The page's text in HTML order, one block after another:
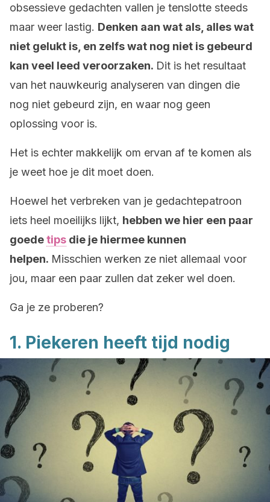
obsessieve gedachten vallen je tenslotte steeds
maar weer lastig. Denken aan wat als, alles wat
niet gelukt is, en zelfs wat nog niet is gebeurd
kan veel leed veroorzaken. Dit is het resultaat
van het nauwkeurig analyseren van dingen die
nog niet gebeurd zijn, en waar nog geen
oplossing voor is.
Het is echter makkelijk om ervan af te komen als
je weet hoe je dit moet doen.
Hoewel het verbreken van je gedachtepatroon
iets heel moeilijks lijkt, hebben we hier een paar
goedetips die je hiermee kunnen
helpen. Misschien werken ze niet allemaal voor
jou, maar een paar zullen dat zeker wel doen.
Ga je ze proberen?
1. Piekeren heeft tijd nodig